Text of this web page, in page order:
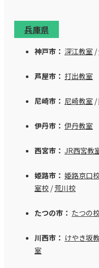
兵庫県
神戸市： 深江教室 /
芦屋市： 打出教室
尼崎市： 尼崎教室 /
伊丹市： 伊丹教室
西宮市： JR西宮教
姫路市： 姫路京口
室校 /荒川校
たつの市： たつの
川西市： けやき坂
室